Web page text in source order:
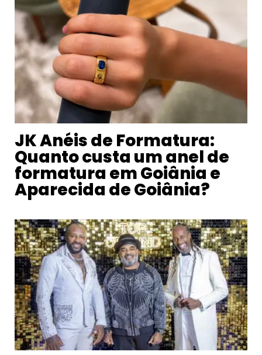
JK Anéis de Formatura:
Quanto custa um anel de
formatura em Goiânia e
Aparecida de Goiânia?